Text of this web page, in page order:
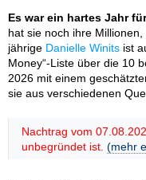
Es war ein hartes Jahr
hat sie noch ihre
jährige Danielle Winits ist
Money“-Liste über die 10
2026 mit einem
sie aus verschiedenen
Nachtrag vom
unbegründet ist. (mehr